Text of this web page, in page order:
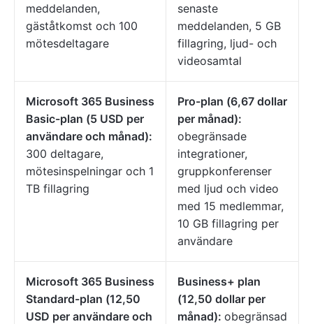
meddelanden,
gäståtkomst och 100
mötesdeltagare
senaste
meddelanden, 5 GB
fillagring, ljud- och
videosamtal
Microsoft 365 Business
Basic-plan (5 USD per
användare och månad):
300 deltagare,
mötesinspelningar och 1
TB fillagring
Pro-plan (6,67 dollar
per månad):
obegränsade
integrationer,
gruppkonferenser
med ljud och video
med 15 medlemmar,
10 GB fillagring per
användare
Microsoft 365 Business
Standard-plan (12,50
USD per användare och
Business+ plan
(12,50 dollar per
månad): obegränsad